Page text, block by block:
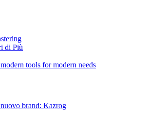
di Più
tools for modern needs
brand: Kazrog